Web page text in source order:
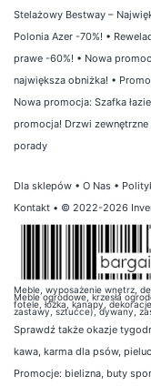
Stelażowy Bestway –
Polonia Azer -70%! •
prawe -60%! • Nowa
największa obniżka! •
Nowa promocja: Szafka
promocja! Drzwi
porady
Dla sklepów • O Nas •
Kontakt • © 2022-2026
Meble, wyposażenie wnętrz,
Meble ogrodowe, krzesła
fotele, łóżka, kanapy,
zastawy, sztućce), dywany,
Sprawdź także okazje
kawa, karma dla psów,
Promocje: bielizna, buty